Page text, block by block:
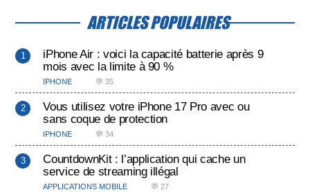
ARTICLES POPULAIRES
iPhone Air : voici la capacité batterie après 9
mois avec la limite à 90 %
IPHONE 💬 35
Vous utilisez votre iPhone 17 Pro avec ou
sans coque de protection
IPHONE 💬 34
CountdownKit : l’application qui cache un
service de streaming illégal
APPLICATIONS MOBILE 💬 27